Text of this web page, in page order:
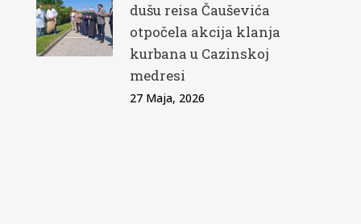
dušu reisa Čauševića
otpočela akcija klanja
kurbana u Cazinskoj
medresi
27 Maja, 2026